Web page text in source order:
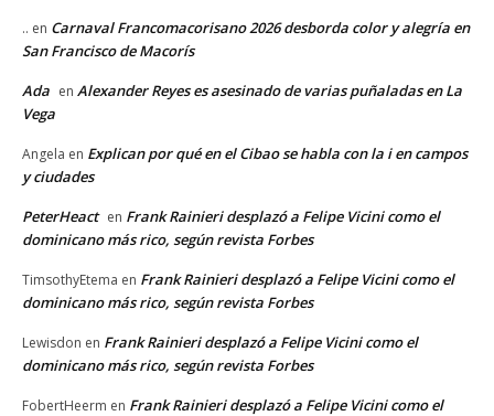
.. en Carnaval Francomacorisano 2026 desborda color y alegría en
San Francisco de Macorís
Ada en Alexander Reyes es asesinado de varias puñaladas en La
Vega
Angela en Explican por qué en el Cibao se habla con la i en campos
y ciudades
PeterHeact en Frank Rainieri desplazó a Felipe Vicini como el
dominicano más rico, según revista Forbes
TimsothyEtema en Frank Rainieri desplazó a Felipe Vicini como el
dominicano más rico, según revista Forbes
Lewisdon en Frank Rainieri desplazó a Felipe Vicini como el
dominicano más rico, según revista Forbes
FobertHeerm en Frank Rainieri desplazó a Felipe Vicini como el